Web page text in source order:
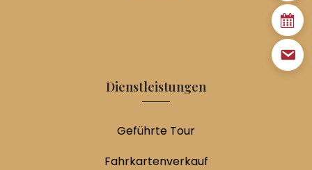
Dienstleistungen
Geführte Tour
Fahrkartenverkauf